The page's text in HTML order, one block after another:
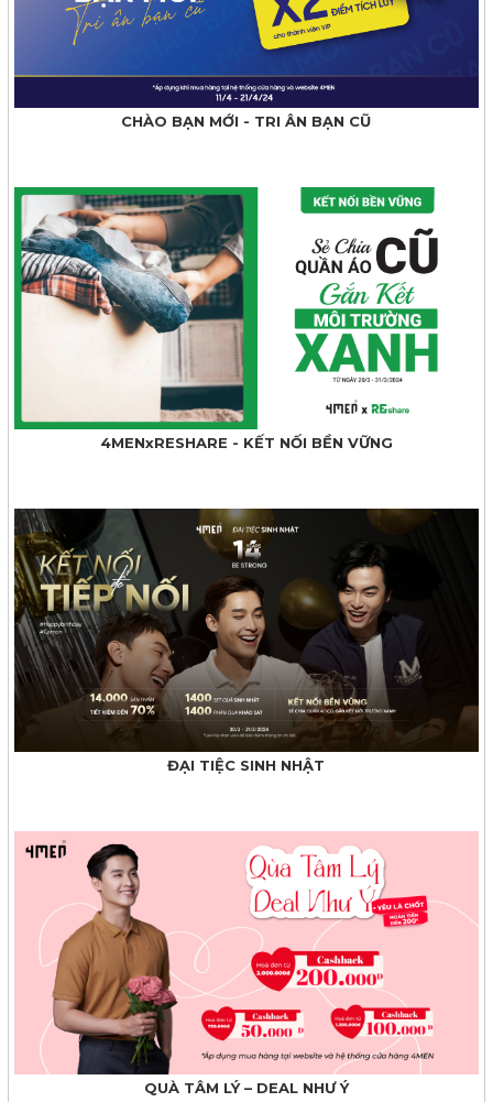
CHÀO BẠN MỚI - TRI ÂN BẠN CŨ
4MENxRESHARE - KẾT NỐI BỀN VỮNG
ĐẠI TIỆC SINH NHẬT
​QUÀ TÂM LÝ – DEAL NHƯ Ý